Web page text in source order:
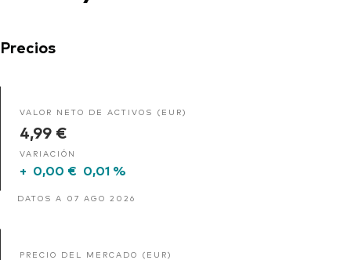
Precios
VALOR NETO DE ACTIVOS (EUR)
4,99 €
VARIACIÓN
+ 0,00 € 0,01 %
DATOS A 07 AGO 2026
PRECIO DEL MERCADO (EUR)